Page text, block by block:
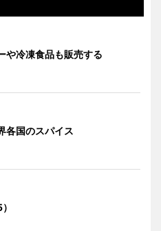
や冷凍食品も販売する
各国のスパイス